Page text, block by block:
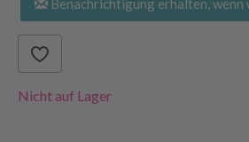
Benachrichtigung erhalten, wenn
Nicht auf Lager